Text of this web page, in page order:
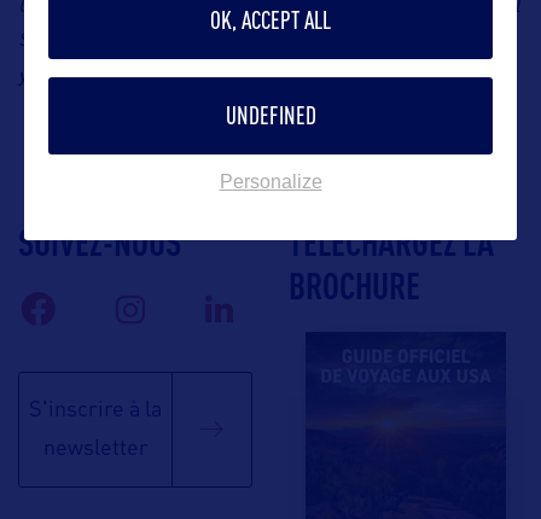
Contact : B World Communication, Représentation de Travel
South USA en France, Yohann Robert, E-mail :
yohann@bworldcom.com
SUIVEZ-NOUS
S'inscrire à la
newsletter
TÉLÉCHARGEZ LA
BROCHURE
OK, ACCEPT ALL
UNDEFINED
Personalize